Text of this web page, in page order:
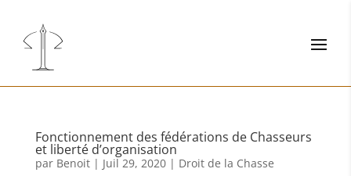
Fonctionnement des fédérations de Chasseurs
et liberté d’organisation
par Benoit| Juil 29, 2020| Droit de la Chasse